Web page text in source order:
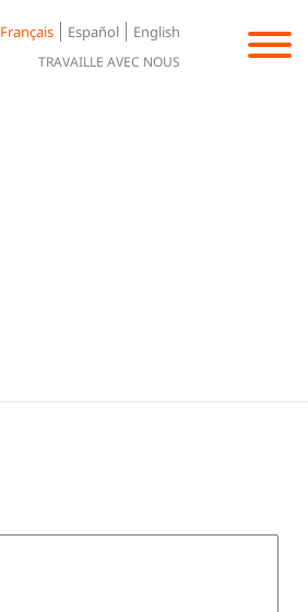
Français Español English
TRAVAILLE AVEC NOUS